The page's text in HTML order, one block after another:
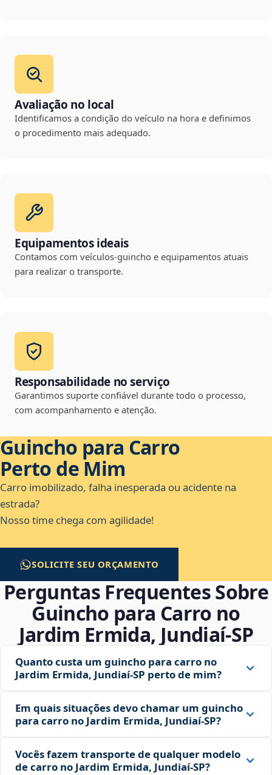
Avaliação no local
Identificamos a condição do veículo na hora e definimos
o procedimento mais adequado.
Equipamentos ideais
Contamos com veículos-guincho e equipamentos atuais
para realizar o transporte.
Responsabilidade no serviço
Garantimos suporte confiável durante todo o processo,
com acompanhamento e atenção.
Guincho para Carro
Perto de Mim
Carro imobilizado, falha inesperada ou acidente na
estrada?
Nosso time chega com agilidade!
SOLICITE SEU ORÇAMENTO
Perguntas Frequentes Sobre
Guincho para Carro no
Jardim Ermida, Jundiaí‑SP
Quanto custa um guincho para carro no
Jardim Ermida, Jundiaí‑SP perto de mim?
Em quais situações devo chamar um guincho
para carro no Jardim Ermida, Jundiaí‑SP?
Vocês fazem transporte de qualquer modelo
de carro no Jardim Ermida, Jundiaí‑SP?